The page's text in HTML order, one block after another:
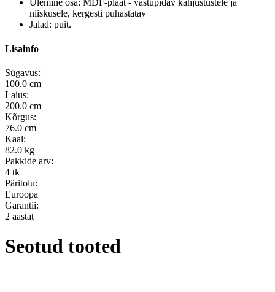
Ülemine osa: MDF-plaat - vastupidav kahjustustele ja
niiskusele, kergesti puhastatav
Jalad: puit.
Lisainfo
Sügavus:
100.0 cm
Laius:
200.0 cm
Kõrgus:
76.0 cm
Kaal:
82.0 kg
Pakkide arv:
4 tk
Päritolu:
Euroopa
Garantii:
2 aastat
Seotud tooted